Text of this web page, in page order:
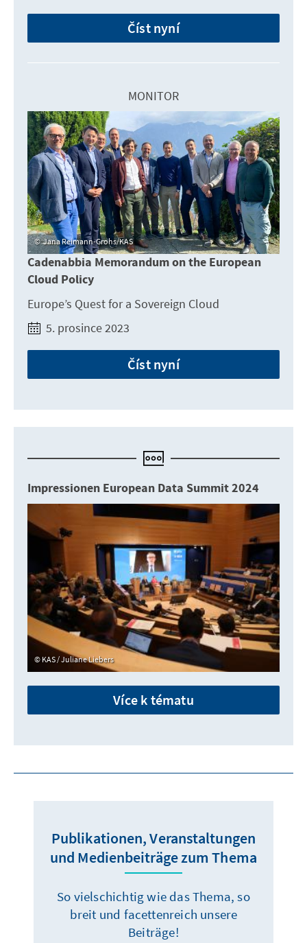
Číst nyní
MONITOR
Jana Reimann-Grohs/KAS
Cadenabbia Memorandum on the European
Cloud Policy
Europe’s Quest for a Sovereign Cloud
5. prosince 2023
Číst nyní
Impressionen European Data Summit 2024
KAS / Juliane Liebers
Více k tématu
Publikationen, Veranstaltungen
und Medienbeiträge zum Thema
So vielschichtig wie das Thema, so
breit und facettenreich unsere
Beiträge!